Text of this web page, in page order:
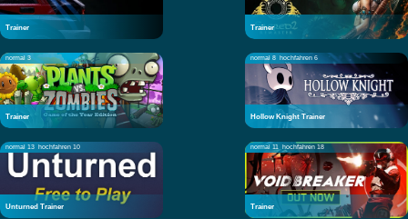
Trainer Trainer
normal 3
Trainer
normal 8 hochfahren 6
Hollow Knight Trainer
normal 13 hochfahren 10
Unturned Trainer
normal 11 hochfahren 18
Trainer